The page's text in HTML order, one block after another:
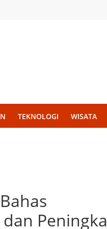
TEKNOLOGI WISATA